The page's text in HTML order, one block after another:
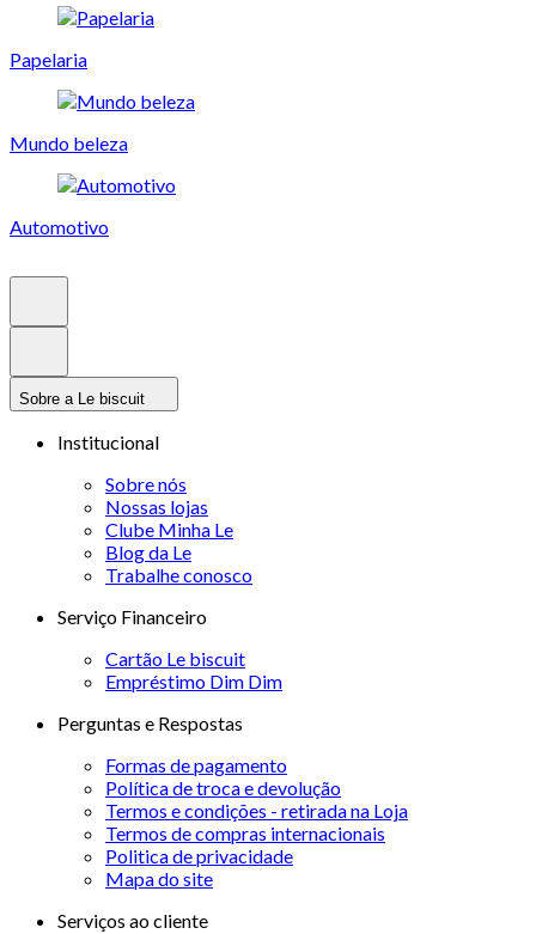
Papelaria
Mundo beleza
Automotivo
Sobre a Le biscuit
Institucional
Sobre nós
Nossas lojas
Clube Minha Le
Blog da Le
Trabalhe conosco
Serviço Financeiro
Cartão Le biscuit
Empréstimo Dim Dim
Perguntas e Respostas
Formas de pagamento
Política de troca e devolução
Termos e condições - retirada na Loja
Termos de compras internacionais
Politica de privacidade
Mapa do site
Serviços ao cliente